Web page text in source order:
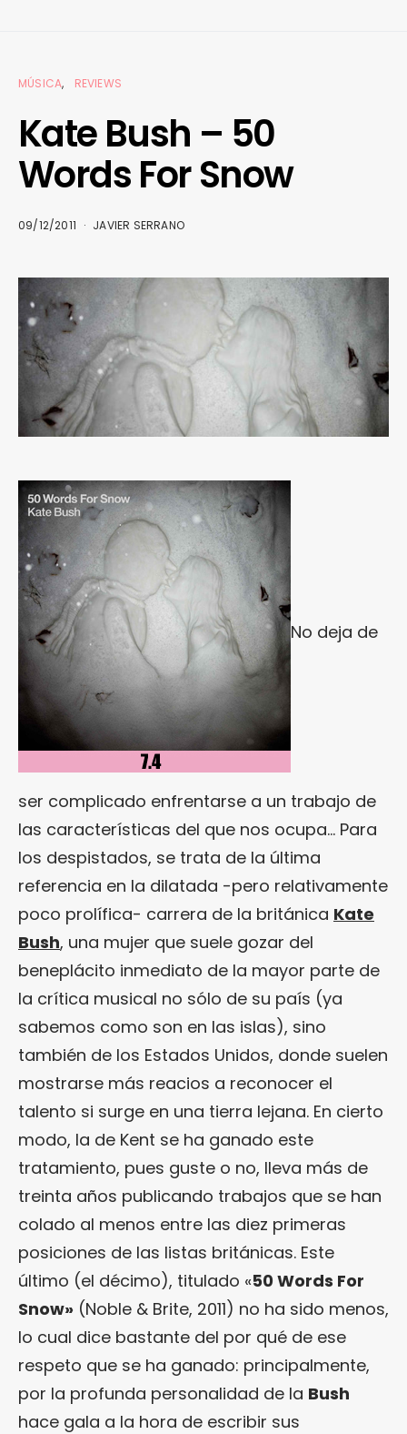
MÚSICA REVIEWS
Kate Bush – 50
Words For Snow
09/12/2011 JAVIER SERRANO
No deja de
ser complicado enfrentarse a un trabajo de
las características del que nos ocupa… Para
los despistados, se trata de la última
referencia en la dilatada -pero relativamente
poco prolífica- carrera de la británica Kate
Bush, una mujer que suele gozar del
beneplácito inmediato de la mayor parte de
la crítica musical no sólo de su país (ya
sabemos como son en las islas), sino
también de los Estados Unidos, donde suelen
mostrarse más reacios a reconocer el
talento si surge en una tierra lejana. En cierto
modo, la de Kent se ha ganado este
tratamiento, pues guste o no, lleva más de
treinta años publicando trabajos que se han
colado al menos entre las diez primeras
posiciones de las listas británicas. Este
último (el décimo), titulado «50 Words For
Snow» (Noble & Brite, 2011) no ha sido menos,
lo cual dice bastante del por qué de ese
respeto que se ha ganado: principalmente,
por la profunda personalidad de la Bush
hace gala a la hora de escribir sus